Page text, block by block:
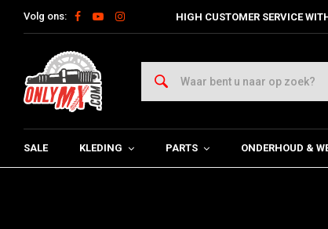
Volg ons: HIGH CUSTOMER SERVICE
SALE KLEDING PARTS ONDERHOUD &